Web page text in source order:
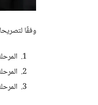
وفقًا